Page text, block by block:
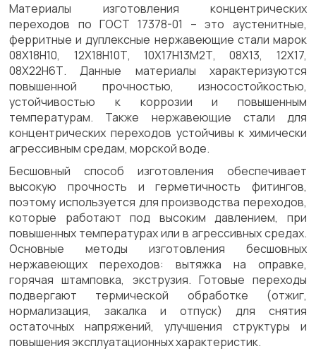
Материалы изготовления концентрических
переходов по ГОСТ 17378-01 – это аустенитные,
ферритные и дуплексные нержавеющие стали марок
08Х18Н10, 12Х18Н10Т, 10Х17Н13М2Т, 08Х13, 12Х17,
08Х22Н6Т. Данные материалы характеризуются
повышенной прочностью, износостойкостью,
устойчивостью к коррозии и повышенным
температурам. Также нержавеющие стали для
концентрических переходов устойчивы к химически
агрессивным средам, морской воде.
Бесшовный способ изготовления обеспечивает
высокую прочность и герметичность фитингов,
поэтому используется для производства переходов,
которые работают под высоким давлением, при
повышенных температурах или в агрессивных средах.
Основные методы изготовления бесшовных
нержавеющих переходов: вытяжка на оправке,
горячая штамповка, экструзия. Готовые переходы
подвергают термической обработке (отжиг,
нормализация, закалка и отпуск) для снятия
остаточных напряжений, улучшения структуры и
повышения эксплуатационных характеристик.